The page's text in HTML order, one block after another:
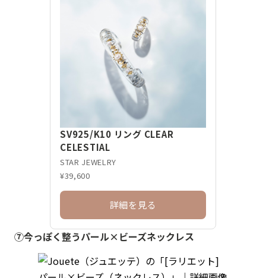
SV925/K10 リング CLEAR
CELESTIAL
STAR JEWELRY
¥39,600
詳細を見る
⑦今っぽく整うパール×ビーズネックレス